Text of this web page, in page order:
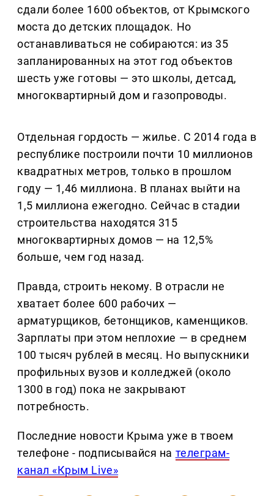
сдали более 1600 объектов, от Крымского
моста до детских площадок. Но
останавливаться не собираются: из 35
запланированных на этот год объектов
шесть уже готовы — это школы, детсад,
многоквартирный дом и газопроводы.
Отдельная гордость — жилье. С 2014 года в
республике построили почти 10 миллионов
квадратных метров, только в прошлом
году — 1,46 миллиона. В планах выйти на
1,5 миллиона ежегодно. Сейчас в стадии
строительства находятся 315
многоквартирных домов — на 12,5%
больше, чем год назад.
Правда, строить некому. В отрасли не
хватает более 600 рабочих —
арматурщиков, бетонщиков, каменщиков.
Зарплаты при этом неплохие — в среднем
100 тысяч рублей в месяц. Но выпускники
профильных вузов и колледжей (около
1300 в год) пока не закрывают
потребность.
Последние новости Крыма уже в твоем
телефоне - подписывайся на телеграм-
канал «Крым Live»